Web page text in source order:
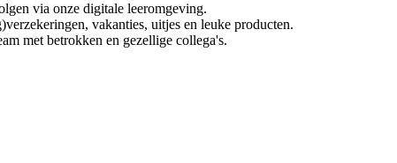
via onze digitale leeromgeving.
vakanties, uitjes en leuke producten.
met betrokken en gezellige collega's.